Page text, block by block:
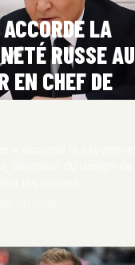
LA
RUSSE AU
EN CHEF DE